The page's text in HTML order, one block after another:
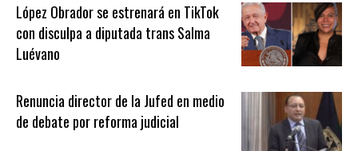
López Obrador se estrenará en TikTok
con disculpa a diputada trans Salma
Luévano
Renuncia director de la Jufed en medio
de debate por reforma judicial